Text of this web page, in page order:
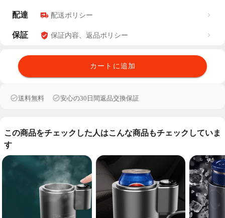
配達 配送ポリシー
保証 保証内容、返品ポリシー
カートに追加
送料無料 安心の30日間返品交換保証
この商品をチェックした人はこんな商品もチェックしていま
す